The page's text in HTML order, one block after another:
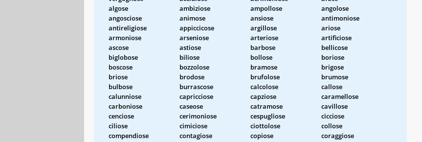
algose
ambiziose ampollose
angolose
angosciose
animose ansiose
antimoniose
antireligiose
appiccicose argillose
ariose
armoniose
arseniose arteriose
artificiose
ascose
astiose barbose
bellicose
biglobose
biliose bollose
boriose
boscose
bozzolose bramose
brigose
briose
brodose brufolose
brumose
bulbose
burrascose calcolose
callose
calunniose
capricciose capziose
caramellose
carboniose
caseose catramose
cavillose
cenciose
cerimoniose cespugliose
cicciose
ciliose
cimiciose ciottolose
collose
compendiose
contagiose copiose
coraggiose